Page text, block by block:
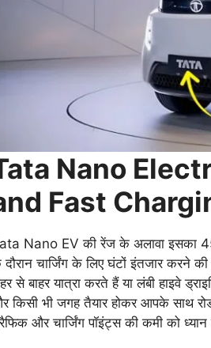
Nano
Fast
Nano EV की रेंज के अलावा इसका 45
चार्जिंग के लिए घंटों इंतजार करने
से बाहर यात्रा करते हैं या लंबी हाइवे
किसी भी जगह तैयार होकर आपके साथ
और चार्जिंग पॉइंट्स की कमी को